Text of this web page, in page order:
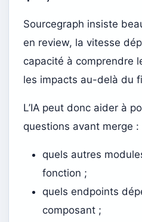
Sourcegraph insiste
en review, la vitesse
capacité à comprendre
les impacts au-delà du
L’IA peut donc aider à
questions avant merge :
quels autres
fonction ;
quels endpoints
composant ;